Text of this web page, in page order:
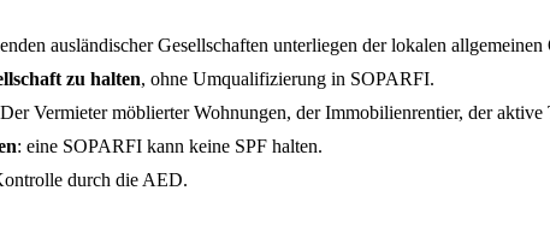
ausländischer Gesellschaften unterliegen der lokalen allgemeinen
zu halten, ohne Umqualifizierung in SOPARFI.
Vermieter möblierter Wohnungen, der Immobilienrentier, der aktive
: eine SOPARFI kann keine SPF halten.
durch die AED.